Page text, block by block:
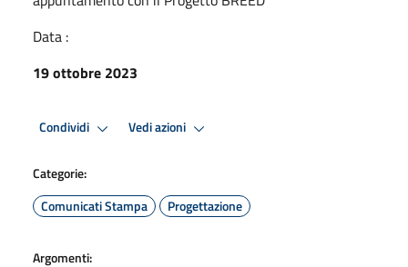
Data :
19 ottobre 2023
Condividi Vedi azioni
Categorie:
Comunicati Stampa
Progettazione
Argomenti: